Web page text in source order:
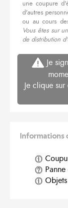
une coupure
d'autres
ou au cours
Vous êtes sur
de distribution
Je
Je clique sur
Informations